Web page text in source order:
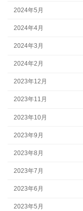
2024年5月
2024年4月
2024年3月
2024年2月
2023年12月
2023年11月
2023年10月
2023年9月
2023年8月
2023年7月
2023年6月
2023年5月